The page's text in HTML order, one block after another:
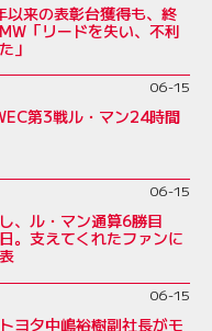
来の表彰台獲得も、終
「リードを失い、不利
」
06-15
第3戦ル・マン24時間
06-15
、ル・マン通算6勝目
。支えてくれたファンに
06-15
ヨタ中嶋裕樹副社長がモ